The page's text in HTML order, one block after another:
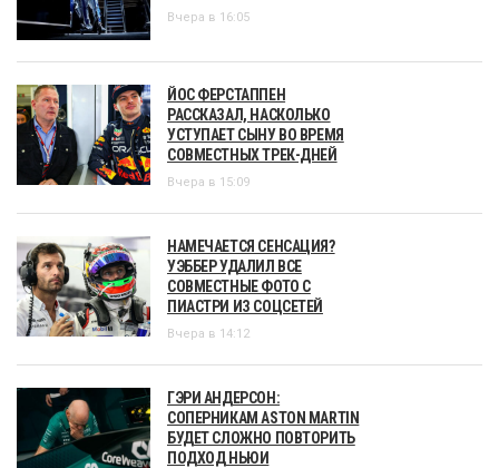
Вчера в 16:05
ЙОС ФЕРСТАППЕН
РАССКАЗАЛ, НАСКОЛЬКО
УСТУПАЕТ СЫНУ ВО ВРЕМЯ
СОВМЕСТНЫХ ТРЕК-ДНЕЙ
Вчера в 15:09
НАМЕЧАЕТСЯ СЕНСАЦИЯ?
УЭББЕР УДАЛИЛ ВСЕ
СОВМЕСТНЫЕ ФОТО С
ПИАСТРИ ИЗ СОЦСЕТЕЙ
Вчера в 14:12
ГЭРИ АНДЕРСОН:
СОПЕРНИКАМ ASTON MARTIN
БУДЕТ СЛОЖНО ПОВТОРИТЬ
ПОДХОД НЬЮИ